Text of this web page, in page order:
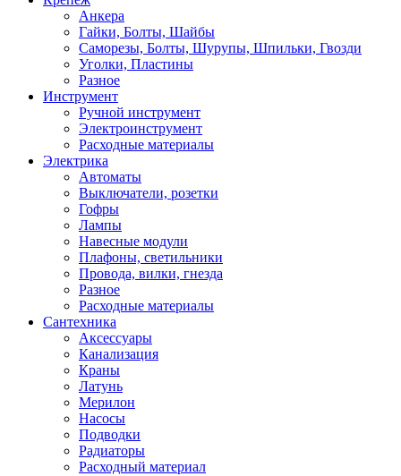
Анкера
Гайки, Болты, Шайбы
Саморезы, Болты, Шурупы, Шпильки, Гвозди
Уголки, Пластины
Разное
Инструмент
Ручной инструмент
Электроинструмент
Расходные материалы
Электрика
Автоматы
Выключатели, розетки
Гофры
Лампы
Навесные модули
Плафоны, светильники
Провода, вилки, гнезда
Разное
Расходные материалы
Сантехника
Аксессуары
Канализация
Краны
Латунь
Мерилон
Насосы
Подводки
Радиаторы
Расходный материал